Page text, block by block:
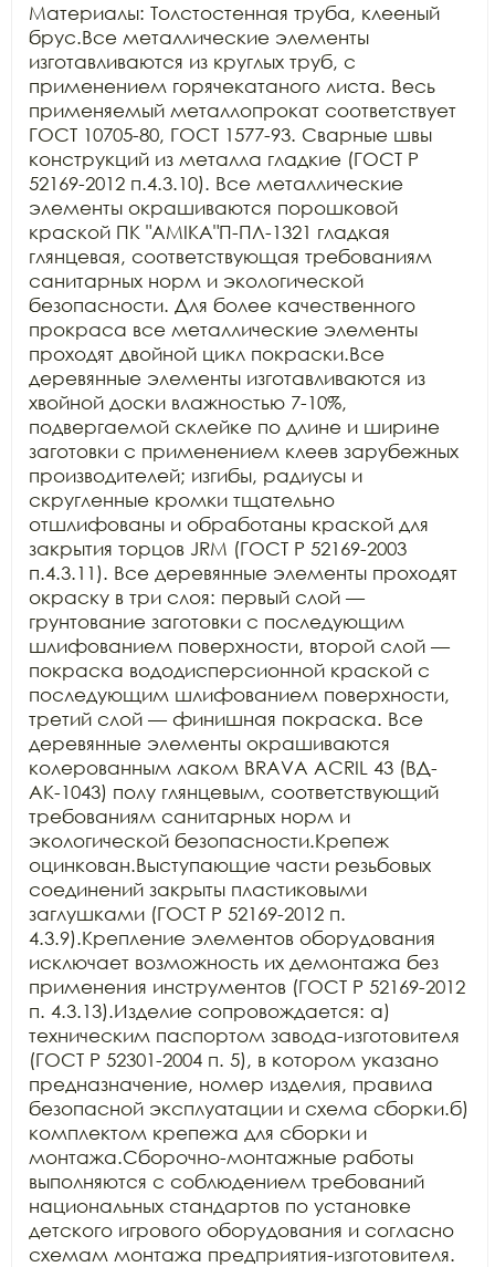
Материалы: Толстостенная труба, клееный
брус.Все металлические элементы
изготавливаются из круглых труб, с
применением горячекатаного листа. Весь
применяемый металлопрокат соответствует
ГОСТ 10705-80, ГОСТ 1577-93. Сварные швы
конструкций из металла гладкие (ГОСТ Р
52169-2012 п.4.3.10). Все металлические
элементы окрашиваются порошковой
краской ПК "АМIKA"П-ПЛ-1321 гладкая
глянцевая, соответствующая требованиям
санитарных норм и экологической
безопасности. Для более качественного
прокраса все металлические элементы
проходят двойной цикл покраски.Все
деревянные элементы изготавливаются из
хвойной доски влажностью 7-10%,
подвергаемой склейке по длине и ширине
заготовки с применением клеев зарубежных
производителей; изгибы, радиусы и
скругленные кромки тщательно
отшлифованы и обработаны краской для
закрытия торцов JRM (ГОСТ Р 52169-2003
п.4.3.11). Все деревянные элементы проходят
окраску в три слоя: первый слой —
грунтование заготовки с последующим
шлифованием поверхности, второй слой —
покраска вододисперсионной краской с
последующим шлифованием поверхности,
третий слой — финишная покраска. Все
деревянные элементы окрашиваются
колерованным лаком BRAVA ACRIL 43 (ВД-
АК-1043) полу глянцевым, соответствующий
требованиям санитарных норм и
экологической безопасности.Крепеж
оцинкован.Выступающие части резьбовых
соединений закрыты пластиковыми
заглушками (ГОСТ Р 52169-2012 п.
4.3.9).Крепление элементов оборудования
исключает возможность их демонтажа без
применения инструментов (ГОСТ Р 52169-2012
п. 4.3.13).Изделие сопровождается: а)
техническим паспортом завода-изготовителя
(ГОСТ Р 52301-2004 п. 5), в котором указано
предназначение, номер изделия, правила
безопасной эксплуатации и схема сборки.б)
комплектом крепежа для сборки и
монтажа.Сборочно-монтажные работы
выполняются с соблюдением требований
национальных стандартов по установке
детского игрового оборудования и согласно
схемам монтажа предприятия-изготовителя.